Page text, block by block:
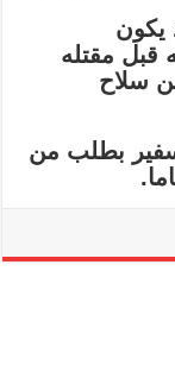
يكون
قبل مقتله
سلاح
بطلب من